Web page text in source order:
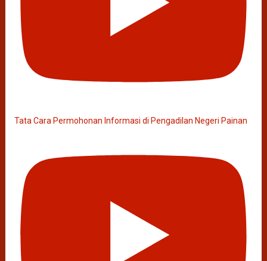
Tata Cara Permohonan Informasi di Pengadilan Negeri Painan